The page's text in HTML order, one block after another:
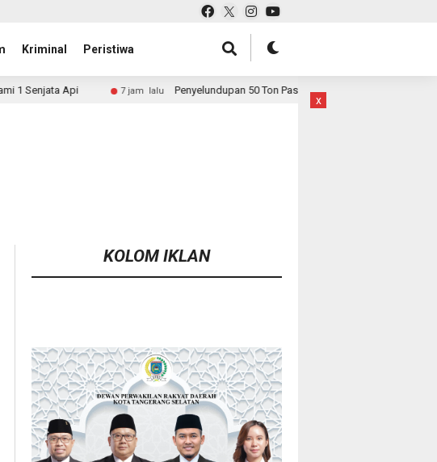
Kriminal Peristiwa
lalu Penyelundupan 50 Ton Pasir Timah ke Malaysia Dibongkar, Bareskrim Buru Aktor
KOLOM IKLAN
x